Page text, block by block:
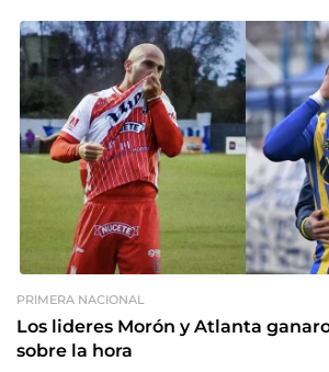
PRIMERA NACIONAL
Los lideres Morón y Atlanta
sobre la hora